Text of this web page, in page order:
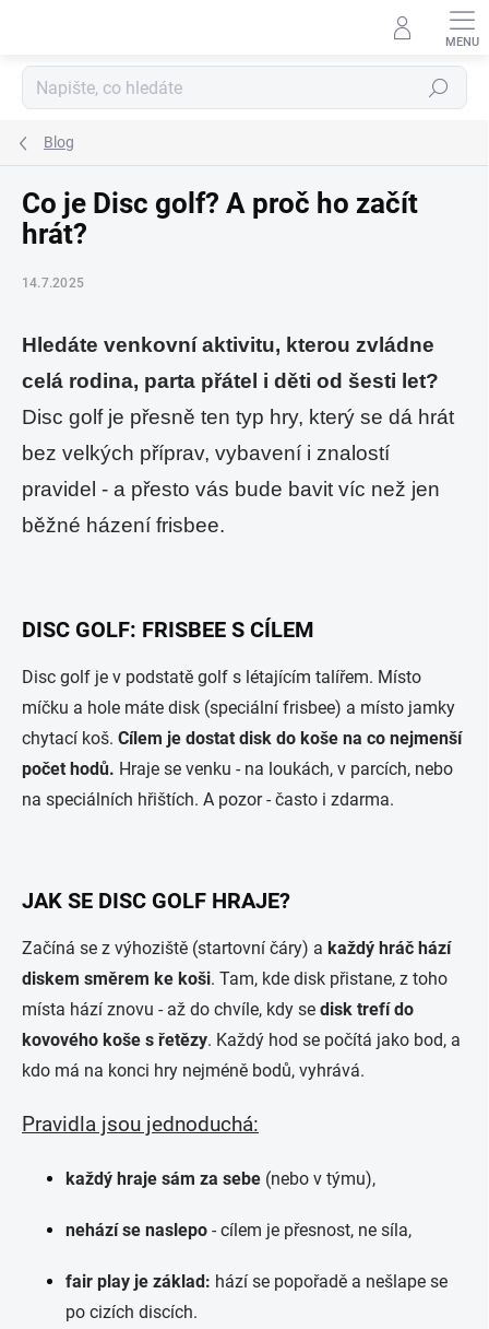
Hledat
Blog
Co je Disc golf? A proč ho začít
hrát?
14.7.2025
Hledáte venkovní aktivitu, kterou zvládne
celá rodina, parta přátel i děti od šesti let?
Disc golf je přesně ten typ hry, který se dá hrát
bez velkých příprav, vybavení i znalostí
pravidel - a přesto vás bude bavit víc než jen
běžné házení frisbee.
DISC GOLF: FRISBEE S CÍLEM
Disc golf je v podstatě golf s létajícím talířem. Místo
míčku a hole máte disk (speciální frisbee) a místo jamky
chytací koš. Cílem je dostat disk do koše na co nejmenší
počet hodů. Hraje se venku - na loukách, v parcích, nebo
na speciálních hřištích. A pozor - často i zdarma.
JAK SE DISC GOLF HRAJE?
Začíná se z výhoziště (startovní čáry) a každý hráč hází
diskem směrem ke koši. Tam, kde disk přistane, z toho
místa hází znovu - až do chvíle, kdy se disk trefí do
kovového koše s řetězy. Každý hod se počítá jako bod, a
kdo má na konci hry nejméně bodů, vyhrává.
Pravidla jsou jednoduchá:
každý hraje sám za sebe (nebo v týmu),
nehází se naslepo - cílem je přesnost, ne síla,
fair play je základ: hází se popořadě a nešlape se
po cizích discích.